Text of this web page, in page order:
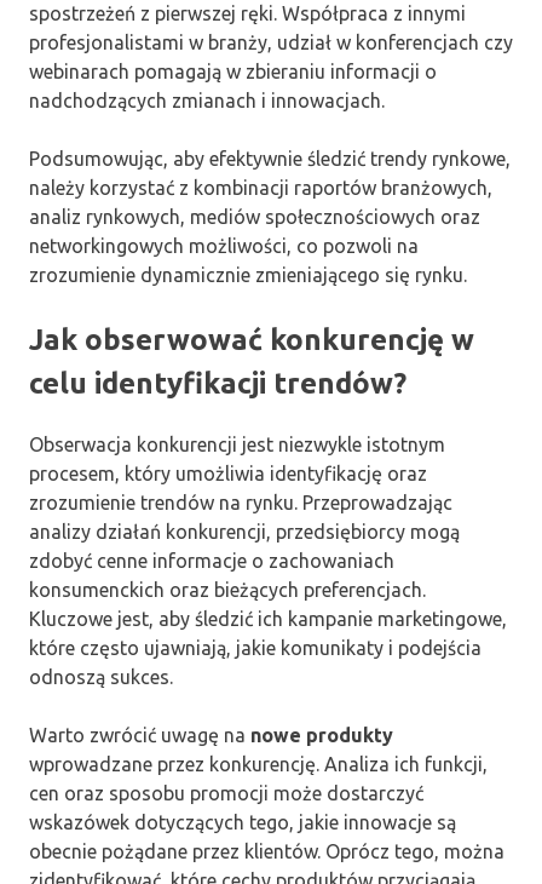
spostrzeżeń z pierwszej ręki. Współpraca z innymi
profesjonalistami w branży, udział w konferencjach czy
webinarach pomagają w zbieraniu informacji o
nadchodzących zmianach i innowacjach.
Podsumowując, aby efektywnie śledzić trendy rynkowe,
należy korzystać z kombinacji raportów branżowych,
analiz rynkowych, mediów społecznościowych oraz
networkingowych możliwości, co pozwoli na
zrozumienie dynamicznie zmieniającego się rynku.
Jak obserwować konkurencję w
celu identyfikacji trendów?
Obserwacja konkurencji jest niezwykle istotnym
procesem, który umożliwia identyfikację oraz
zrozumienie trendów na rynku. Przeprowadzając
analizy działań konkurencji, przedsiębiorcy mogą
zdobyć cenne informacje o zachowaniach
konsumenckich oraz bieżących preferencjach.
Kluczowe jest, aby śledzić ich kampanie marketingowe,
które często ujawniają, jakie komunikaty i podejścia
odnoszą sukces.
Warto zwrócić uwagę na nowe produkty
wprowadzane przez konkurencję. Analiza ich funkcji,
cen oraz sposobu promocji może dostarczyć
wskazówek dotyczących tego, jakie innowacje są
obecnie pożądane przez klientów. Oprócz tego, można